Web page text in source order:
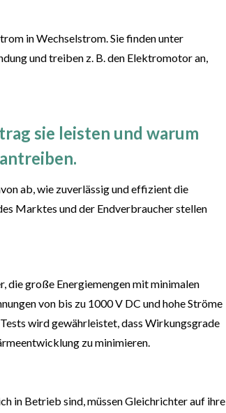
in Wechselstrom. Siefinden unter
undtreiben z. B. den Elektromotor an,
sie leisten und warum
ab, wie zuverlässig und effizient die
s Marktes und der Endverbraucher stellen
die große Energiemengen mit minimalen
von bis zu 1000 V DC und hohe Ströme
wird gewährleistet, dass Wirkungsgrade
zu minimieren.
in Betrieb sind, müssen Gleichrichter auf ihre